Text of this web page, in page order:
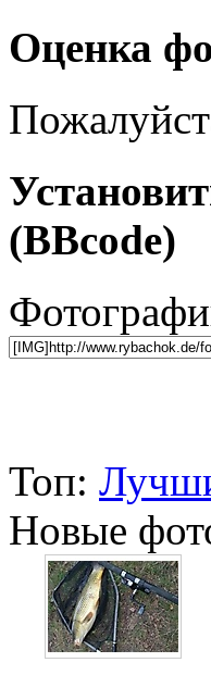
Оценка
(BBcode)
Топ:
Новые